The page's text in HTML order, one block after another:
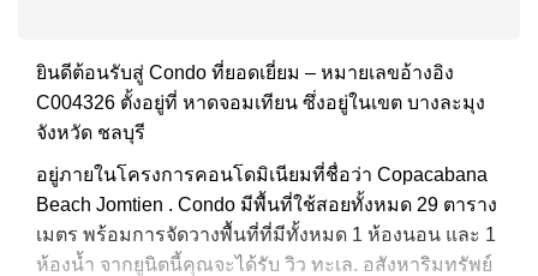
ยินดีต้อนรับสู่ Condo ที่ยอดเยี่ยม – หมายเลขอ้างอิง
C004326 ตั้งอยู่ที่ หาดจอมเทียน ซึ่งอยู่ในเขต บางละมุง
จังหวัด ชลบุรี
อยู่ภายในโครงการคอนโดมิเนียมที่ชื่อว่า Copacabana
Beach Jomtien . Condo มีพื้นที่ใช้สอยทั้งหมด 29 ตาราง
เมตร พร้อมการจัดวางพื้นที่ที่มีทั้งหมด 1 ห้องนอน และ 1
ห้องน้ำ จากยูนิตนี้คุณจะได้รับ วิว ทะเล. อสังหาริมทรัพย์